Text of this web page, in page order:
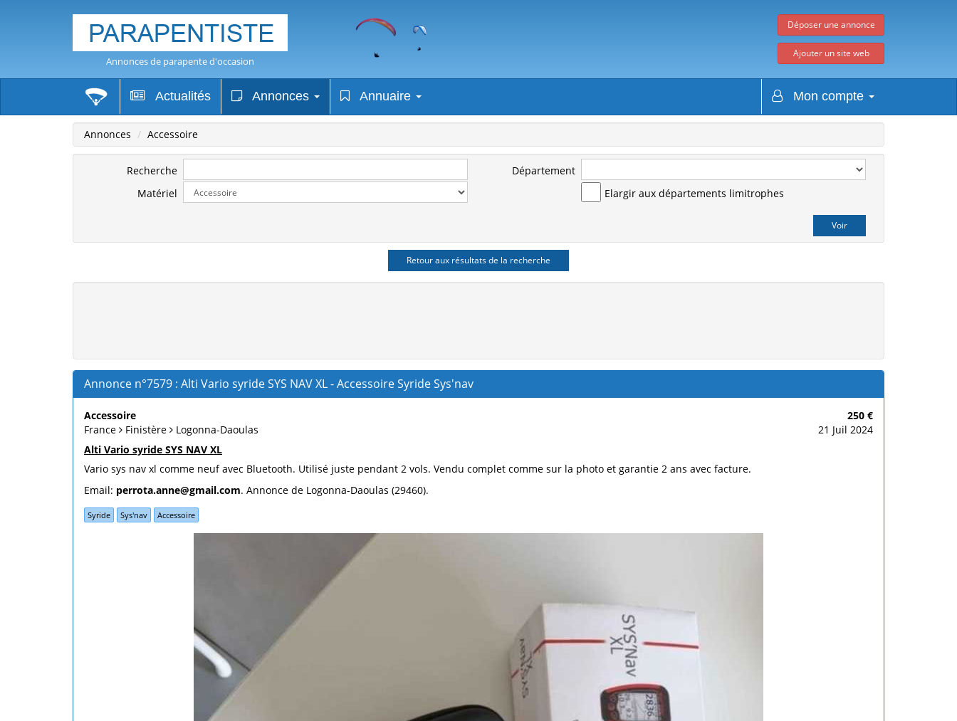
Annonces de parapente d'occasion
Déposer une annonce
Ajouter un site web
Actualités Annonces Annuaire Mon compte
Annonces Accessoire
Recherche
Matériel
Département
Elargir aux départements limitrophes
Retour aux résultats de la recherche
Annonce n°7579 : Alti Vario syride SYS NAV XL - Accessoire Syride Sys'nav
Accessoire
250 €
France
Finistère Logonna-Daoulas
21 Juil 2024
Alti Vario syride SYS NAV XL
Vario sys nav xl comme neuf avec Bluetooth. Utilisé juste pendant 2 vols. Vendu complet comme sur la photo et garantie 2 ans avec facture.
Email: perrota.anne@gmail.com. Annonce de Logonna-Daoulas (29460).
Syride Sys'nav Accessoire